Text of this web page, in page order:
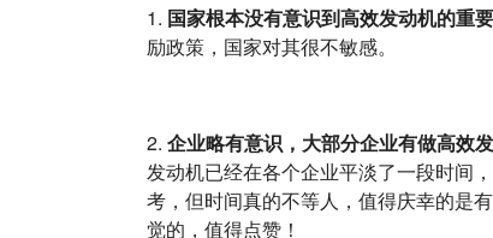
1. 国家根本没有意识到高效发动机的重
励政策，国家对其很不敏感。
2. 企业略有意识，大部分企业有做高效
发动机已经在各个企业平淡了一段时间
考，但时间真的不等人，值得庆幸的是
觉的，值得点赞！